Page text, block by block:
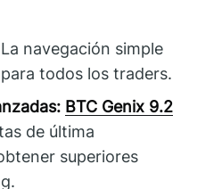
La navegación simple
todos los traders.
BTC Genix 9.2
de última
superiores